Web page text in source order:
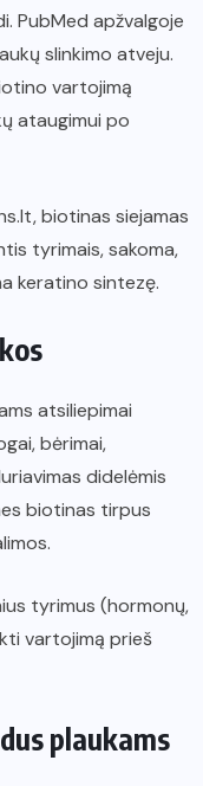
PubMed apžvalgoje
slinkimo atveju.
vartojimą
ataugimui po
biotinas siejamas
tyrimais, sakoma,
keratino sintezę.
atsiliepimai
bėrimai,
didelėmis
biotinas tirpus
tyrimus (hormonų,
vartojimą prieš
plaukams